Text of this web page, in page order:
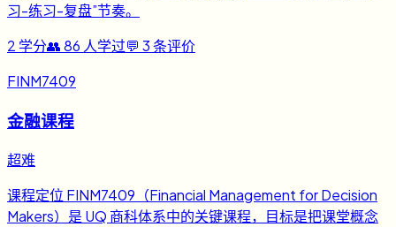
习-练习-复盘”节奏。
2 学分👥86 人学过💬 3条评价
FINM7409
金融课程
超难
课程定位 FINM7409（Financial Management for Decision
Makers）是 UQ 商科体系中的关键课程，目标是把课堂概念